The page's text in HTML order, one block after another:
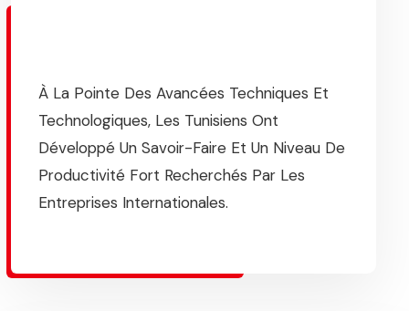
À La Pointe Des Avancées Techniques Et
Technologiques, Les Tunisiens Ont
Développé Un Savoir-Faire Et Un Niveau De
Productivité Fort Recherchés Par Les
Entreprises Internationales.